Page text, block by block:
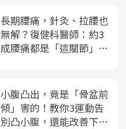
長期腰痛，針灸、拉腰也
無解？復健科醫師：約3
成腰痛都是「這關節」引
小腹凸出，竟是「骨盆前
傾」害的！教你3運動告
別凸小腹，還能改善下背